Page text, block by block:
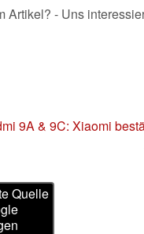
Artikel? - Uns
9A & 9C: Xiaomi
Quelle